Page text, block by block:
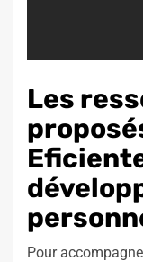
Les
Pour